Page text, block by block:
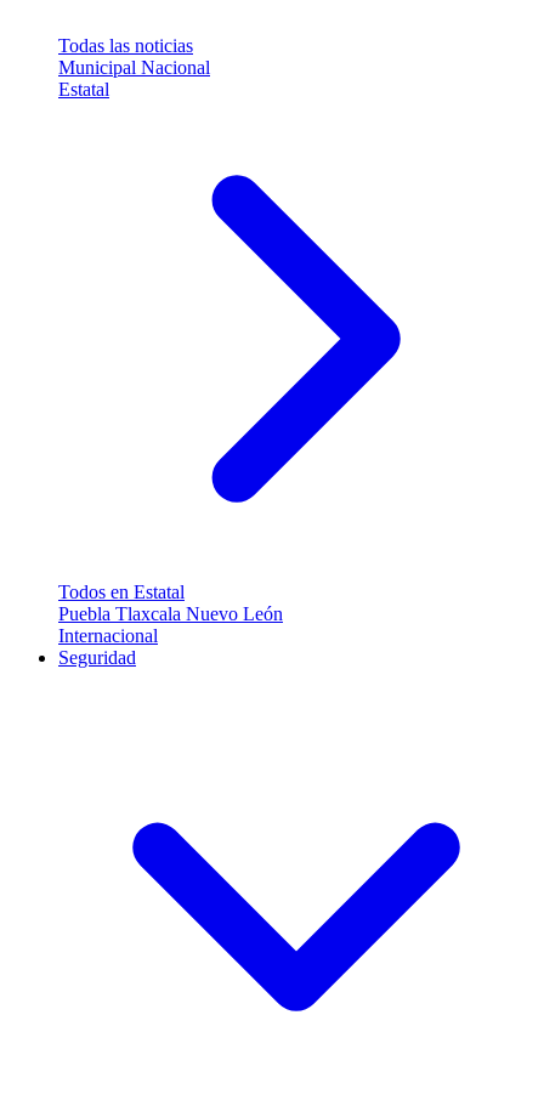
Todas las noticias
Municipal Nacional
Estatal
Todos en Estatal
Puebla Tlaxcala Nuevo León
Internacional
Seguridad